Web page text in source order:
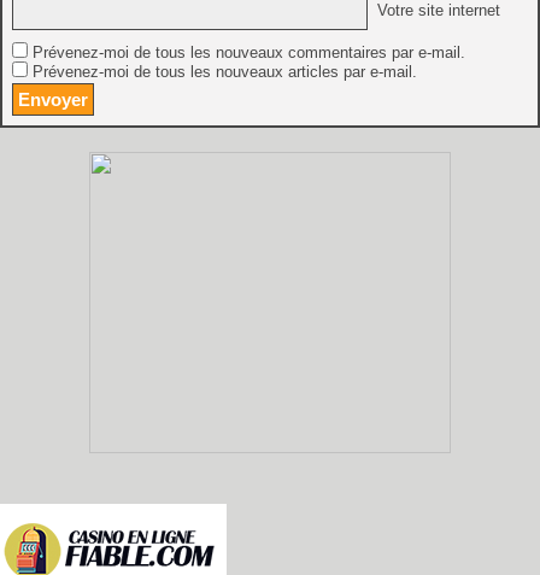
Votre site internet
Prévenez-moi de tous les nouveaux commentaires par e-mail.
Prévenez-moi de tous les nouveaux articles par e-mail.